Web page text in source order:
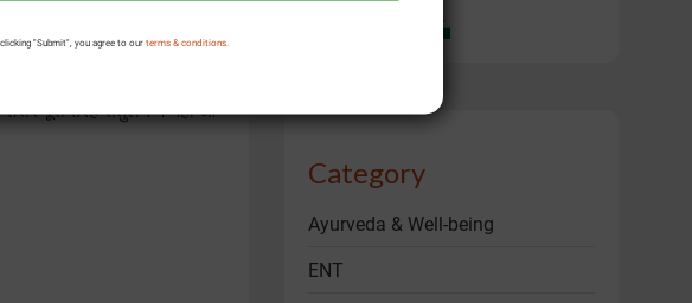
"Submit", you agree to ourterms & conditions.
की शुरुआत हुई, रिपोर्ट्स पर
पूरी तरह संतुलन में नहीं आ
Category
Ayurveda & Well-being
ENT